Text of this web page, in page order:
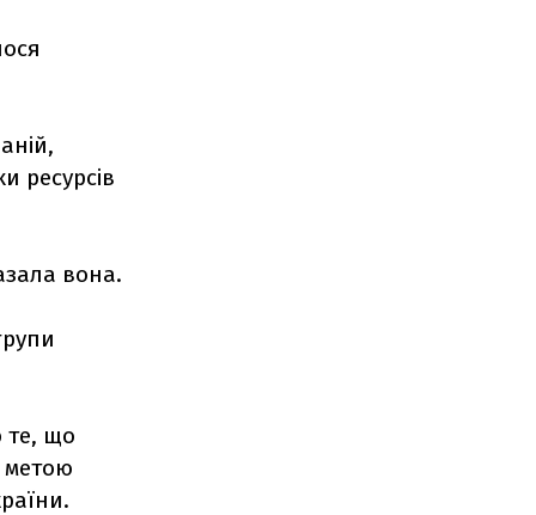
ресурсів
вона.
те, що
метою